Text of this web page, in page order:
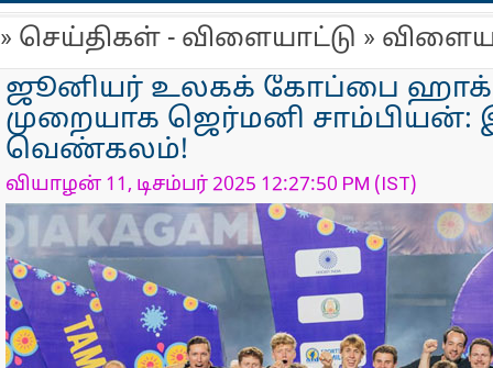
» செய்திகள் - விளையாட்டு »
ஜூனியர் உலகக் கோப்பை
முறை​யாக ஜெர்மனி சாம்பியன்:
வெண்கலம்!
வியாழன் 11, டிசம்பர் 2025 12:27:50 PM (IST)